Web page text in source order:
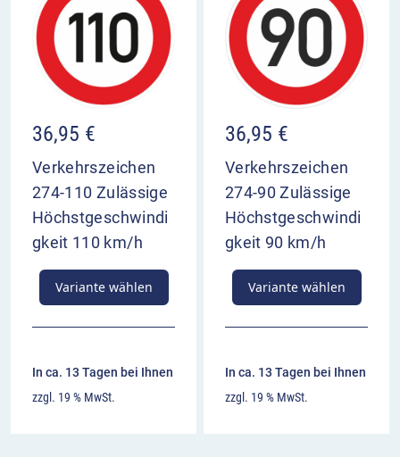
36,95 €
Verkehrszeichen
274-110 Zulässige
Höchstgeschwindi
gkeit 110 km/h
Variante wählen
In ca. 13 Tagen bei Ihnen
zzgl. 19 % MwSt.
36,95 €
Verkehrszeichen
274-90 Zulässige
Höchstgeschwindi
gkeit 90 km/h
Variante wählen
In ca. 13 Tagen bei Ihnen
zzgl. 19 % MwSt.